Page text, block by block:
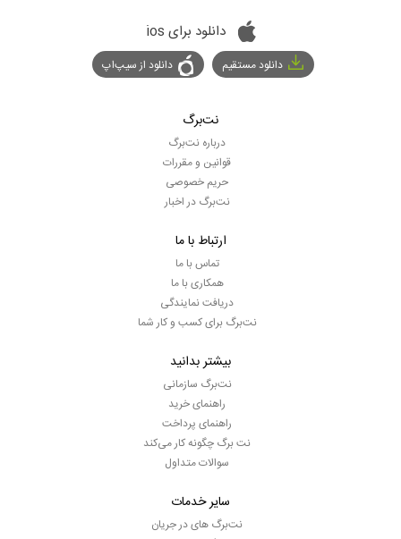
دانلود برای ios
دانلود مستقیم دانلود از سیپ‌اپ
نت‌برگ
درباره نت‌برگ
قوانین و مقررات
حریم خصوصی
نت‌برگ در اخبار
ارتباط با ما
تماس با ما
همکاری با ما
دریافت نمایندگی
نت‌برگ برای کسب و کار شما
بیشتر بدانید
نت‌برگ سازمانی
راهنمای خرید
راهنمای پرداخت
نت برگ چگونه کار می‌کند
سوالات متداول
سایر خدمات
نت‌برگ های در جریان